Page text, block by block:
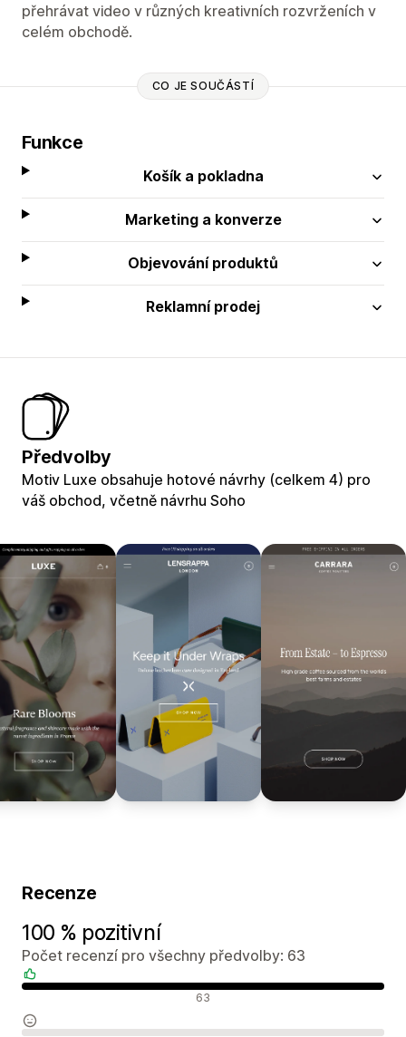
přehrávat video v různých kreativních rozvrženích v
celém obchodě.
CO JE SOUČÁSTÍ
Funkce
Košík a pokladna
Marketing a konverze
Objevování produktů
Reklamní prodej
Předvolby
Motiv Luxe obsahuje hotové návrhy (celkem 4) pro
váš obchod, včetně návrhu Soho
Recenze
100 % pozitivní
Počet recenzí pro všechny předvolby: 63
63